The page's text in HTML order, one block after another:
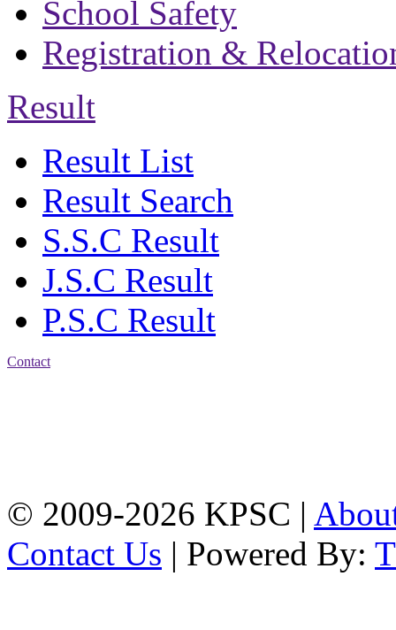
School Safety
Registration &
Result
Result List
Result Search
S.S.C Result
J.S.C Result
P.S.C Result
Contact
© 2009-2026 KPSC |
Contact Us | Powered By: